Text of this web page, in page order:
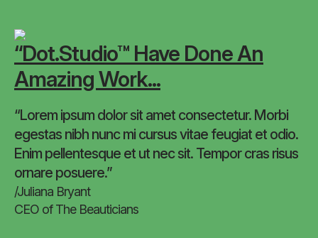
“Dot.Studio™ Have Done An
Amazing Work...
“Lorem ipsum dolor sit amet consectetur. Morbi
egestas nibh nunc mi cursus vitae feugiat et odio.
Enim pellentesque et ut nec sit. Tempor cras risus
ornare posuere.”
/Juliana Bryant
CEO of The Beauticians